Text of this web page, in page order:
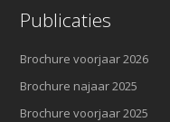
Publicaties
Brochure voorjaar 2026
Brochure najaar 2025
Brochure voorjaar 2025